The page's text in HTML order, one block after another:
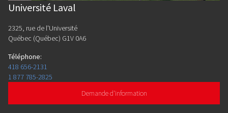
Université Laval
2325, rue de l'Université
Québec (Québec) G1V 0A6
Téléphone:
418 656-2131
1 877 785-2825
Demande d'information